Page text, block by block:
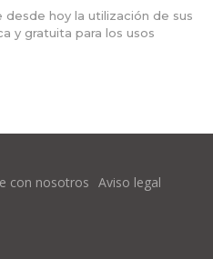
hoy la utilización de sus
y gratuita para los usos
con nosotros Aviso legal